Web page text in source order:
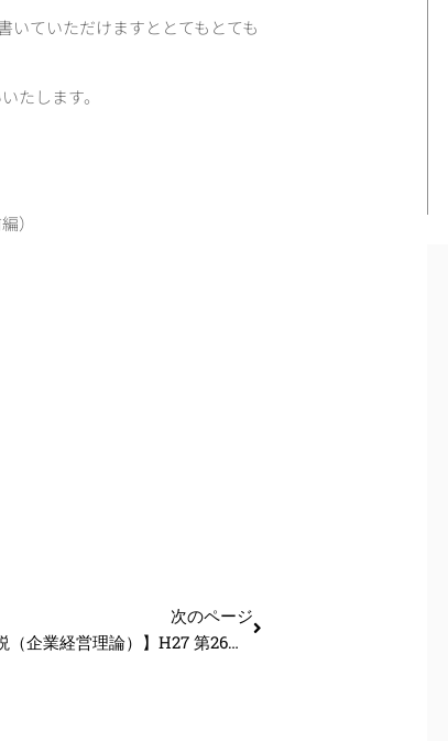
いていただけますととてもとても
たします。
）
次のページ
【過去問解説（企業経営理論）】H27 第26問 ブランド